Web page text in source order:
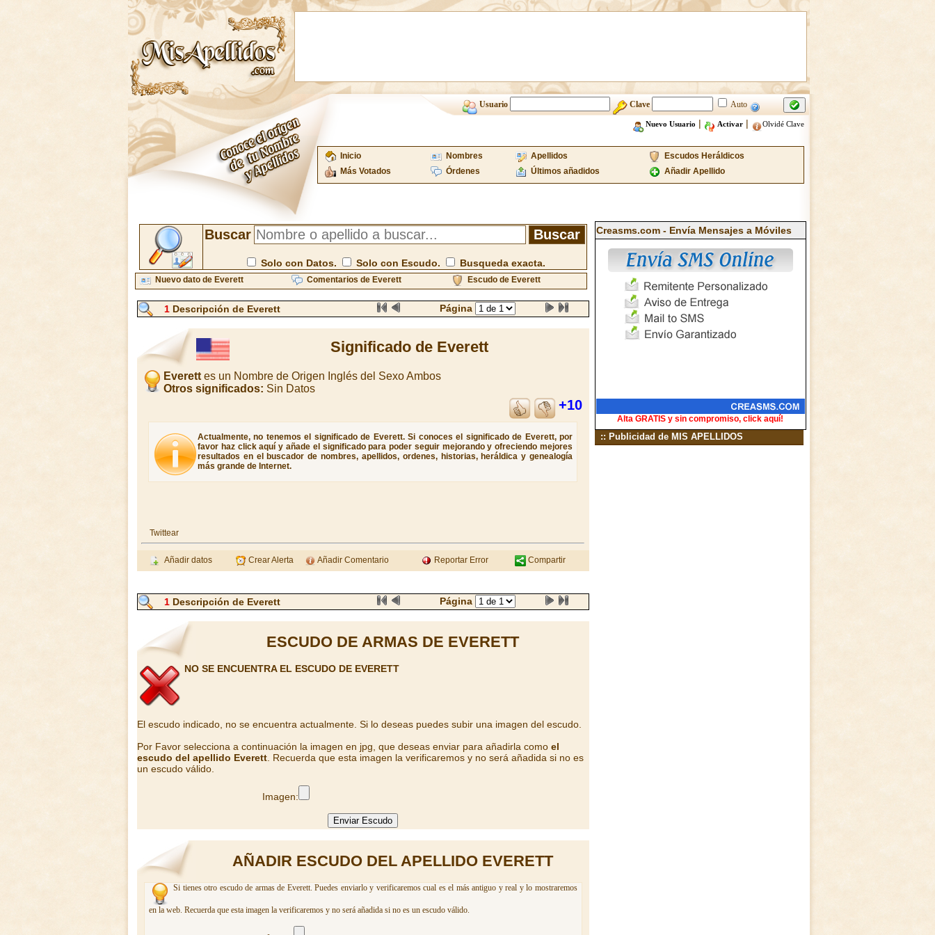
Usuario Clave Auto
Nuevo Usuario | Activar| Olvidé Clave
Inicio Nombres Apellidos
Escudos Heráldicos
Más Votados
Órdenes Últimos añadidos Añadir Apellido
Buscar
Solo con Datos. Solo con Escudo. Busqueda exacta.
Nuevo dato de Everett Comentarios de Everett Escudo de Everett
1Descripción de Everett Página
Significado de Everett
Everett es un Nombre de Origen Inglés del Sexo Ambos
Otros significados: Sin Datos
+10
Actualmente, no tenemos el significado de Everett. Si conoces el significado de Everett, por
favor haz click aquí y añade el significado para poder seguir mejorando y ofreciendo mejores
resultados en el buscador de nombres, apellidos, ordenes, historias, heráldica y genealogía
más grande de Internet.
Twittear
Añadir datos Crear Alerta Añadir Comentario Reportar Error Compartir
1Descripción de Everett Página
ESCUDO DE ARMAS DE EVERETT
NO SE ENCUENTRA EL ESCUDO DE EVERETT
El escudo indicado, no se encuentra actualmente. Si lo deseas puedes subir una imagen del escudo.
Por Favor selecciona a continuación la imagen en jpg, que deseas enviar para añadirla como el
escudo del apellido Everett. Recuerda que esta imagen la verificaremos y no será añadida si no es
un escudo válido.
Imagen:
AÑADIR ESCUDO DEL APELLIDO EVERETT
Si tienes otro escudo de armas de Everett. Puedes enviarlo y verificaremos cual es el más antiguo y real y lo mostraremos
en la web. Recuerda que esta imagen la verificaremos y no será añadida si no es un escudo válido.
Creasms.com - Envía Mensajes a Móviles
Alta GRATIS y sin compromiso, click aquí!
:: Publicidad de MIS APELLIDOS